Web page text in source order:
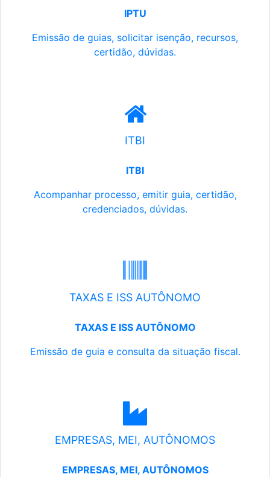
IPTU
Emissão de guias, solicitar isenção, recursos,
certidão, dúvidas.
ITBI
ITBI
Acompanhar processo, emitir guia, certidão,
credenciados, dúvidas.
TAXAS E ISS AUTÔNOMO
TAXAS E ISS AUTÔNOMO
Emissão de guia e consulta da situação fiscal.
EMPRESAS, MEI, AUTÔNOMOS
EMPRESAS, MEI, AUTÔNOMOS